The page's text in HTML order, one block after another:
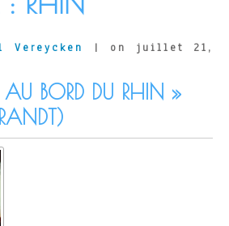
Vereycken
| on juillet 21,
BORD DU RHIN »